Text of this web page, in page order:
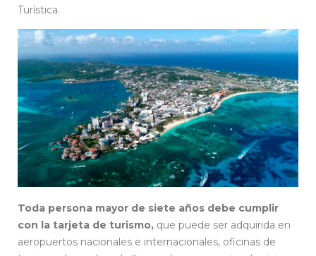
Turística.
Toda persona mayor de siete años debe cumplir
con la tarjeta de turismo, que puede ser adquirida en
aeropuertos nacionales e internacionales, oficinas de